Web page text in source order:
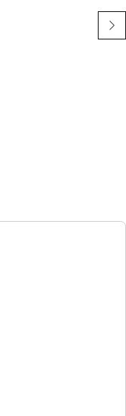
ensure a perfect fit
from special high
single high tensile